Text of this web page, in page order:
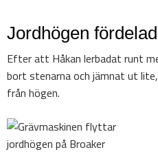
Jordhögen
Efter att Håkan lerbadat runt
bort stenarna och jämnat ut
från högen.